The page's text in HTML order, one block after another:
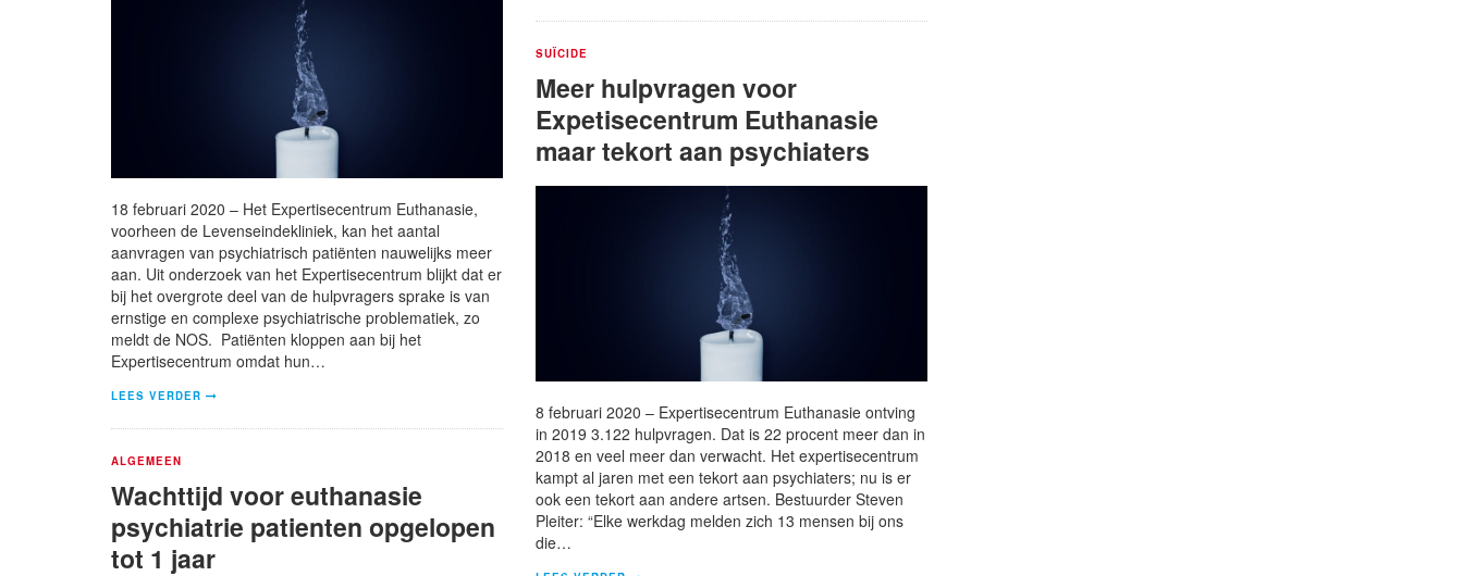
18 februari 2020 – Het Expertisecentrum Euthanasie,
voorheen de Levenseindekliniek, kan het aantal
aanvragen van psychiatrisch patiënten nauwelijks meer
aan. Uit onderzoek van het Expertisecentrum blijkt dat er
bij het overgrote deel van de hulpvragers sprake is van
ernstige en complexe psychiatrische problematiek, zo
meldt de NOS. Patiënten kloppen aan bij het
Expertisecentrum omdat hun…
LEES VERDER
SUÏCIDE
Meer hulpvragen voor
Expetisecentrum Euthanasie
maar tekort aan psychiaters
8 februari 2020 – Expertisecentrum Euthanasie ontving
in 2019 3.122 hulpvragen. Dat is 22 procent meer dan in
2018 en veel meer dan verwacht. Het expertisecentrum
kampt al jaren met een tekort aan psychiaters; nu is er
ook een tekort aan andere artsen. Bestuurder Steven
Pleiter: “Elke werkdag melden zich 13 mensen bij ons
die…
ALGEMEEN
Wachttijd voor euthanasie
psychiatrie patienten opgelopen
tot 1 jaar